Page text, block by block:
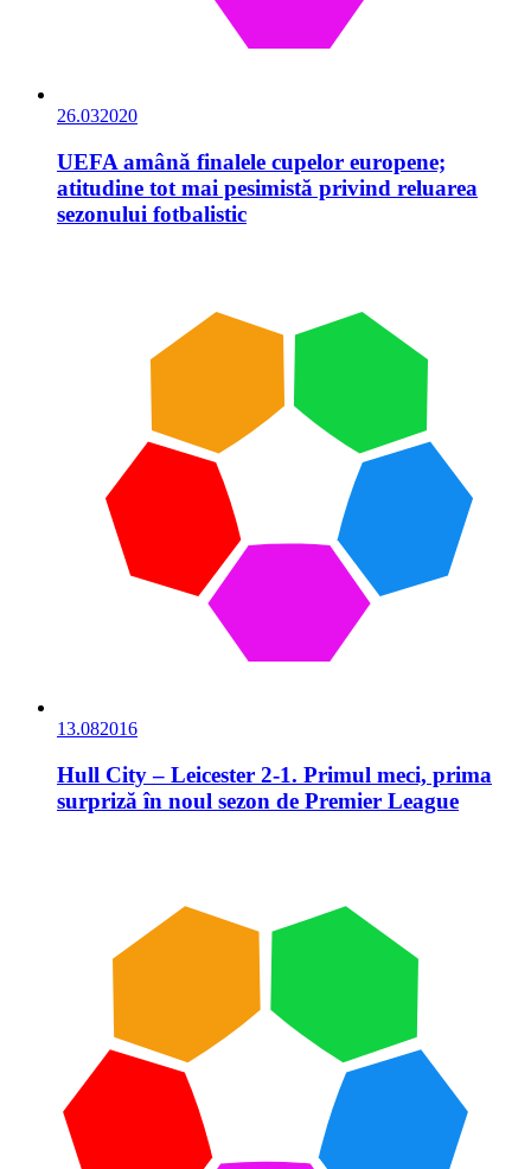
26.032020
UEFA amână finalele cupelor europene;
atitudine tot mai pesimistă privind reluarea
sezonului fotbalistic
13.082016
Hull City – Leicester 2-1. Primul meci, prima
surpriză în noul sezon de Premier League